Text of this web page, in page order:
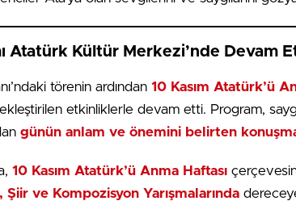
Atatürk Kültür Merkezi’nde Devam
törenin ardından 10 Kasım Atatürk’ü
etkinliklerle devam etti. Program,
günün anlam ve önemini belirten
10 Kasım Atatürk’ü Anma Haftası
Şiir ve Kompozisyon Yarışmalarında